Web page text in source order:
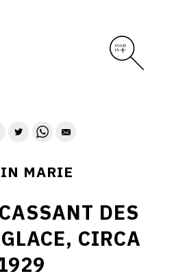
MARIE
DES
CIRCA